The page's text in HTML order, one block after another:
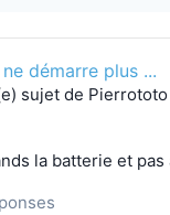
démarre plus ...
sujet de Pierrototo
la batterie et pas